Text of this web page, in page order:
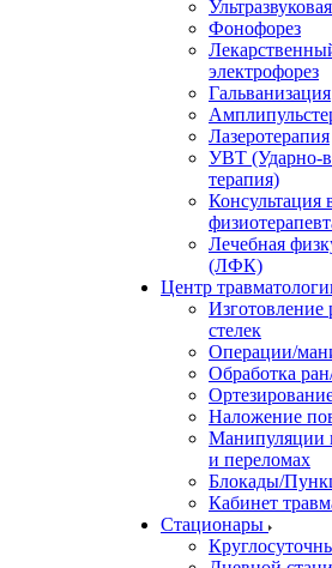
Фонофорез
электрофорез
Гальванизация
Лазеротерапия
УВТ (Ударно-
терапия)
Консультация
Лечебная
(ЛФК)
Центр
Изготовление
стелек
Операции/
Обработка
Наложение
Манипуляции
и переломах
Блокады/
Кабинет
Стационары